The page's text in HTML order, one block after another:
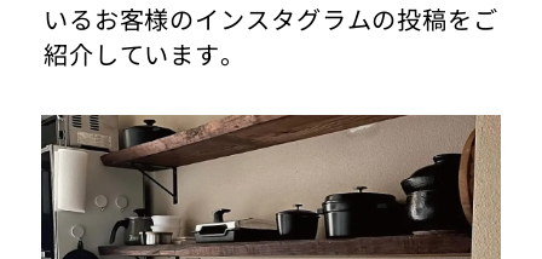
いるお客様のインスタグラムの投稿をご
紹介しています。